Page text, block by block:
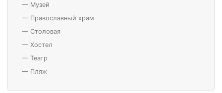
— Музей
— Православный храм
— Столовая
— Хостел
— Театр
— Пляж